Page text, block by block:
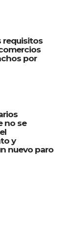
requisitos
por
no se
y
nuevo paro